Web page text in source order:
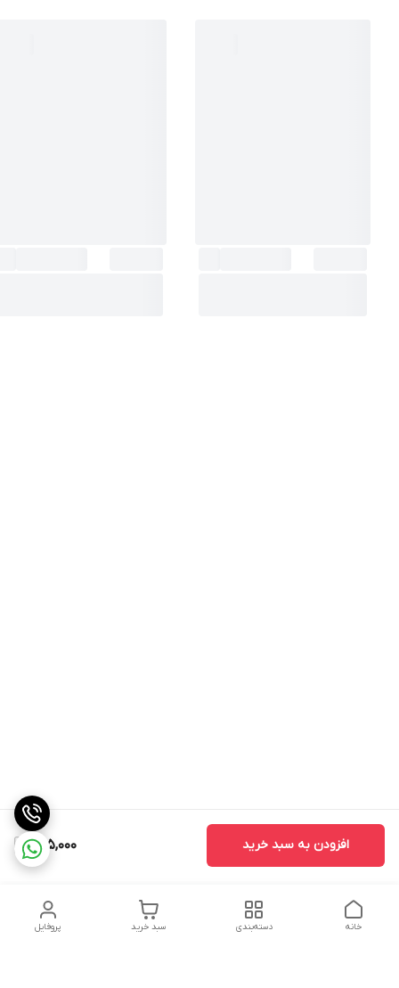
895,000 افزودن به سبد خرید
پروفایل سبد خرید دسته‌بندی خانه